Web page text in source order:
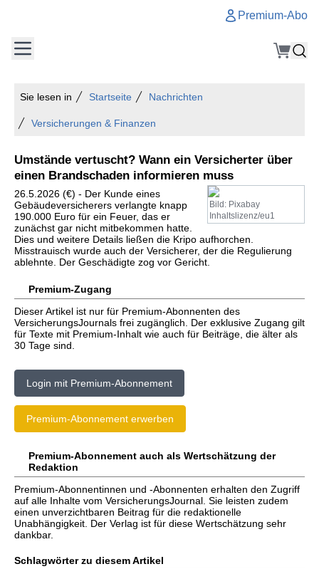
Premium-Abo
Sie lesen in Startseite Nachrichten
Versicherungen & Finanzen
Umstände vertuscht? Wann ein Versicherter über
einen Brandschaden informieren muss
Bild: Pixabay
Inhaltslizenz/eu1
26.5.2026 (€) - Der Kunde eines
Gebäudeversicherers verlangte knapp
190.000 Euro für ein Feuer, das er
zunächst gar nicht mitbekommen hatte.
Dies und weitere Details ließen die Kripo aufhorchen.
Misstrauisch wurde auch der Versicherer, der die Regulierung
ablehnte. Der Geschädigte zog vor Gericht.
Premium-Zugang
Dieser Artikel ist nur für Premium-Abonnenten des
VersicherungsJournals frei zugänglich. Der exklusive Zugang gilt
für Texte mit Premium-Inhalt wie auch für Beiträge, die älter als
30 Tage sind.
Login mit Premium-Abonnement
Premium-Abonnement erwerben
Premium-Abonnement auch als Wertschätzung der
Redaktion
Premium-Abonnentinnen und -Abonnenten erhalten den Zugriff
auf alle Inhalte vom VersicherungsJournal. Sie leisten zudem
einen unverzichtbaren Beitrag für die redaktionelle
Unabhängigkeit. Der Verlag ist für diese Wertschätzung sehr
dankbar.
Schlagwörter zu diesem Artikel